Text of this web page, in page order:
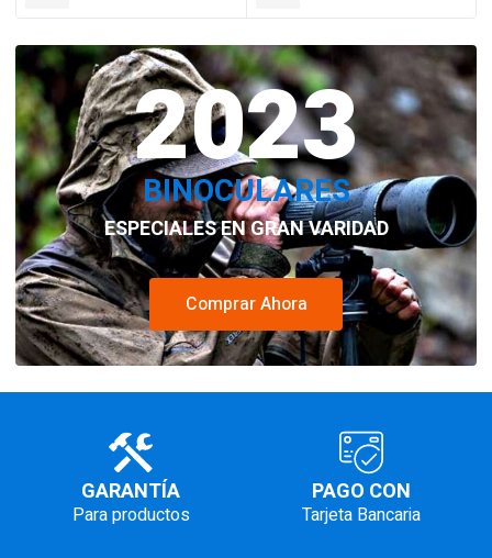
2023
BINOCULARES
ESPECIALES EN GRAN VARIDAD
Comprar Ahora
GARANTÍA
Para productos
PAGO CON
Tarjeta Bancaria